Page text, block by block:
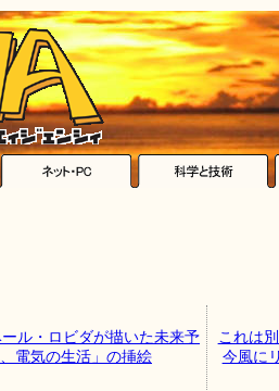
ル・ロビダが描いた未来予
電気の生活」の挿絵
これは
今風に